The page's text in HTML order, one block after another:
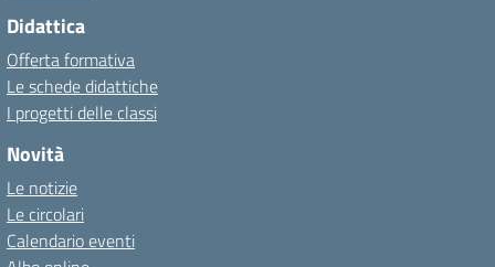
Didattica
Offerta formativa
Le schede didattiche
I progetti delle classi
Novità
Le notizie
Le circolari
Calendario eventi